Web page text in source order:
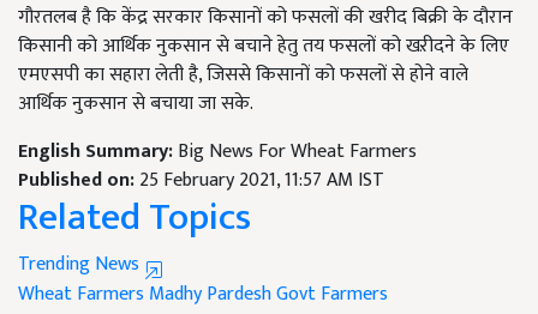
गौरतलब है कि केंद्र सरकार किसानों को फसलों की खरीद बिक्री के दौरान
किसानी को आर्थिक नुकसान से बचाने हेतु तय फसलों को खऱीदने के लिए
एमएसपी का सहारा लेती है, जिससे किसानों को फसलों से होने वाले
आर्थिक नुकसान से बचाया जा सके.
English Summary:Big News For Wheat Farmers
Published on:25 February 2021, 11:57 AM IST
Related Topics
Trending News
Wheat Farmers Madhy Pardesh GovtFarmers